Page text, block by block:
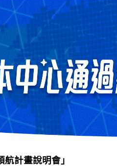
計畫說明會」